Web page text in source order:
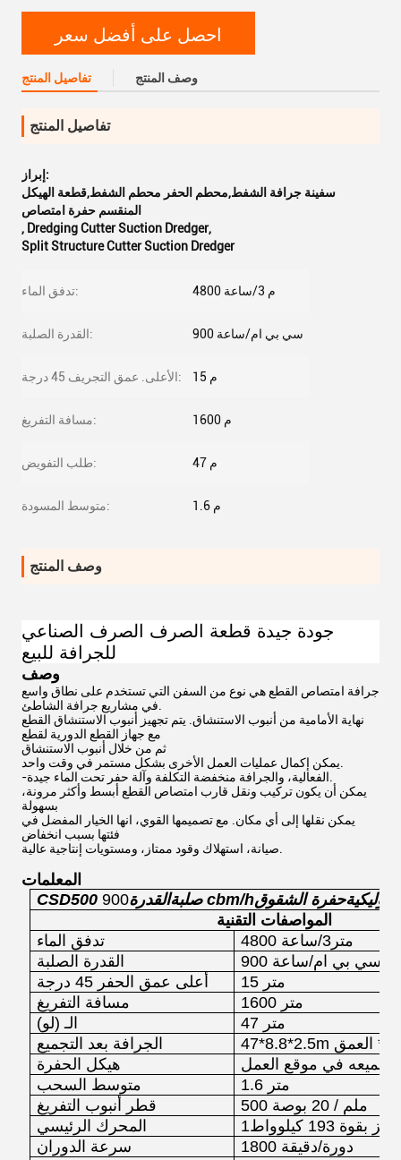
احصل على أفضل سعر
تفاصيل المنتج وصف المنتج
تفاصيل المنتج
إبراز:
سفينة جرافة الشفط,محطم الحفر محطم الشفط,قطعة الهيكل
المنقسم حفرة امتصاص
, Dredging Cutter Suction Dredger,
Split Structure Cutter Suction Dredger
تدفق الماء: 4800 م 3/ساعة
القدرة الصلبة: 900 سي بي ام/ساعة
الأعلى. عمق التجريف 45 درجة: 15 م
مسافة التفريغ: 1600 م
طلب التفويض: 47 م
متوسط ​​المسودة: 1.6 م
وصف المنتج
جودة جيدة قطعة الصرف الصرف الصناعي
للجرافة للبيع
وصف
جرافة امتصاص القطع هي نوع من السفن التي تستخدم على نطاق واسع
في مشاريع جرافة الشاطئ.
نهاية الأمامية من أنبوب الاستنشاق. يتم تجهيز أنبوب الاستنشاق القطع
مع جهاز القطع الدورية لقطع
ثم من خلال أنبوب الاستنشاق
يمكن إكمال عمليات العمل الأخرى بشكل مستمر في وقت واحد.
-الفعالية، والجرافة منخفضة التكلفة وآلة حفر تحت الماء جيدة.
يمكن أن يكون تركيب ونقل قارب امتصاص القطع أبسط وأكثر مرونة،
بسهولة
يمكن نقلها إلى أي مكان. مع تصميمها القوي، انها الخيار المفضل في
فئتها بسبب انخفاض
صيانة، استهلاك وقود ممتاز، ومستويات إنتاجية عالية.
المعلمات
CSD500 صلبةالقدرة900 cbm/hحفرة الشقوق
المواصفات التقنية
تدفق الماء
4800 متر3/ساعة
القدرة الصلبة
900 سي بي ام/ساعة
أعلى عمق الحفر 45 درجة
15 متر
مسافة التفريغ
1600 متر
الـ (لو)
47 متر
الجرافة بعد التجميع
47*8.8*2.5m العمق
هيكل الحفرة
تجميعه في موقع العمل
متوسط السحب
1.6 متر
قطر أنبوب التفريغ
500 ملم / 20 بوصة
المحرك الرئيسي
193 كيلوواط
سرعة الدوران
1800 دورة/دقيقة